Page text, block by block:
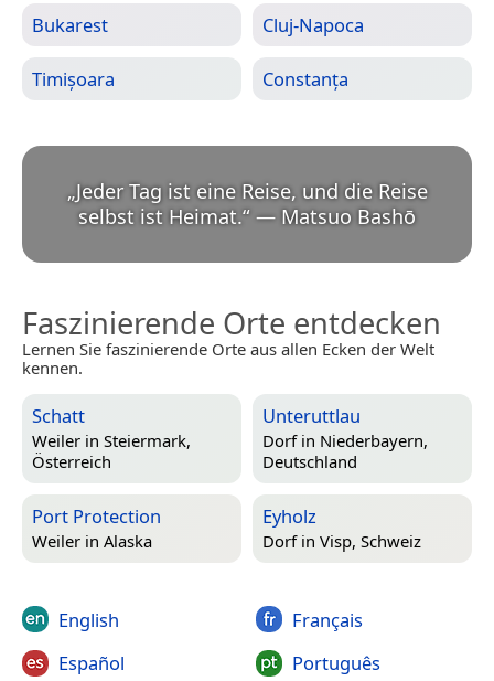
Bukarest Cluj-Napoca
Timișoara Constanța
„Jeder Tag ist eine Reise, und die Reise
selbst ist Heimat.“ — Matsuo Bashō
Faszinierende Orte entdecken
Lernen Sie faszinierende Orte aus allen Ecken der Welt
kennen.
Schatt
Weiler in Steiermark,
Österreich
Unteruttlau
Dorf in Niederbayern,
Deutschland
Port Protection
Weiler in Alaska
Eyholz
Dorf in Visp, Schweiz
English
Español
Français
Português